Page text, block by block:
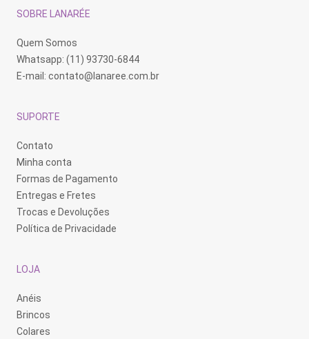
SOBRE LANARÉE
Quem Somos
Whatsapp: (11) 93730-6844
E-mail: contato@lanaree.com.br
SUPORTE
Contato
Minha conta
Formas de Pagamento
Entregas e Fretes
Trocas e Devoluções
Política de Privacidade
LOJA
Anéis
Brincos
Colares